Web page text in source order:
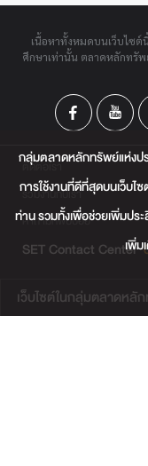
เนื้อหาทั้งหมดบนเว็บไซต์
ศึกษาเท่านั้น ตลาดหลักทรั
ติดต่อเรา
ร่วมงานกับเรา
คำถามที่พบบ่อย
SET Contact Center
เว็บไซต์ในกลุ่มตลาดหลั
กลุ่มตลาดหลักทรัพย์แห่งป
การใช้งานที่ดีที่สุดบนเว็บ
ท่าน รวมทั้งเพื่อช่วยเพิ่มปร
เพิ่ม